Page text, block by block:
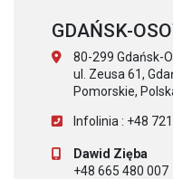
GDAŃSK-
80-299 Gdańsk-
ul. Zeusa 61,
Pomorskie,
Infolinia : +48
Dawid Zięba
+48 665 480 007